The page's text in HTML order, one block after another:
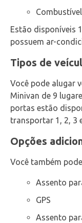
Estão disponíveis
possuem ar-
Tipos de
Você pode alugar
Minivan de 9
portas estão
transportar 1, 2, 3
Opções
Você também
Assento
GPS
Assento